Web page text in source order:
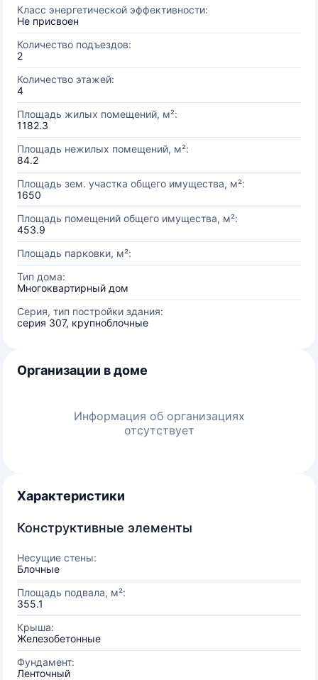
Класс энергетической эффективности:
Не присвоен
Количество подъездов:
2
Количество этажей:
4
Площадь жилых помещений, м²:
1182.3
Площадь нежилых помещений, м²:
84.2
Площадь зем. участка общего имущества, м²:
1650
Площадь помещений общего имущества, м²:
453.9
Площадь парковки, м²:
Тип дома:
Многоквартирный дом
Серия, тип постройки здания:
серия 307, крупноблочные
Организации в доме
Информация об организациях
отсутствует
Характеристики
Конструктивные элементы
Несущие стены:
Блочные
Площадь подвала, м²:
355.1
Крыша:
Железобетонные
Фундамент:
Ленточный